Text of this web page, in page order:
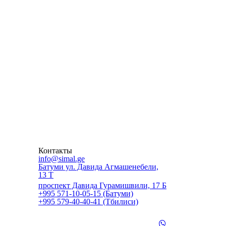
Контакты
info@simal.ge
Батуми ул. Давида Агмашенебели,
13 Т
проспект Давида Гурамишвили, 17 Б
+995 571-10-05-15 (Батуми)
+995 579-40-40-41 (Тбилиси)